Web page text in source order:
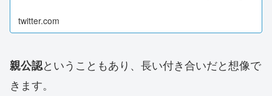
twitter.com
親公認ということもあり、長い付き合いだと想像で
きます。